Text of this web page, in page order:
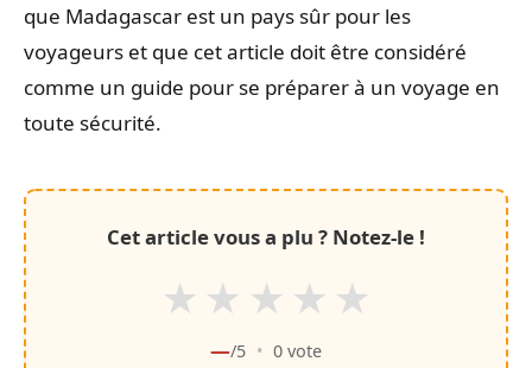
que Madagascar est un pays sûr pour les
voyageurs et que cet article doit être considéré
comme un guide pour se préparer à un voyage en
toute sécurité.
Cet article vous a plu ? Notez-le !
★ ★ ★ ★ ★
—/5 • 0vote